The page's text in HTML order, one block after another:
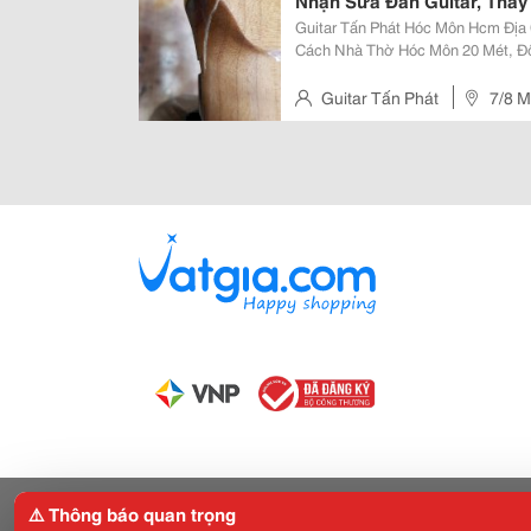
Guitar Tấn Phát Hóc Môn Hcm
Cách Nhà Thờ Hóc Môn 20 Mét,
Lẻ Phụ Kiện Đàn Guitar...
Guitar Tấn Phát
7/8
Hcm ( Cách Nhà Thờ Hóc Môn
⚠️ Thông báo quan trọng